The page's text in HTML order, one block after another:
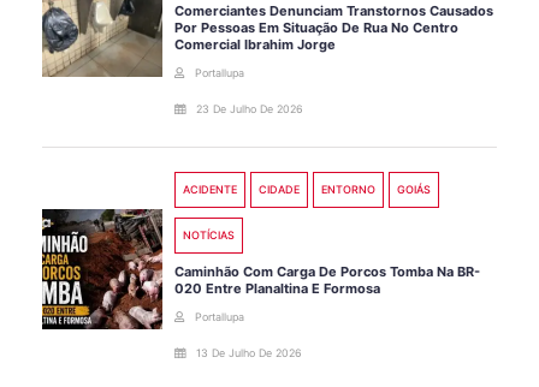
Comerciantes Denunciam Transtornos Causados
Por Pessoas Em Situação De Rua No Centro
Comercial Ibrahim Jorge
Portallupa
23 De Julho De 2026
ACIDENTE CIDADE ENTORNO GOIÁS
NOTÍCIAS
Caminhão Com Carga De Porcos Tomba Na BR-
020 Entre Planaltina E Formosa
Portallupa
13 De Julho De 2026